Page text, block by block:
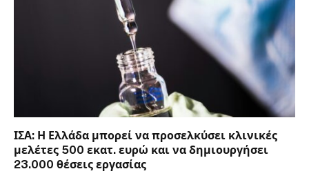
ΙΣΑ: Η Ελλάδα μπορεί να προσελκύσει κλινικές
μελέτες 500 εκατ. ευρώ και να δημιουργήσει
23.000 θέσεις εργασίας